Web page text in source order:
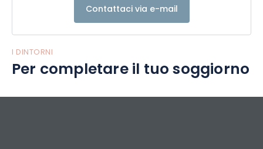
Contattaci via e-mail
I DINTORNI
Per completare il tuo soggiorno